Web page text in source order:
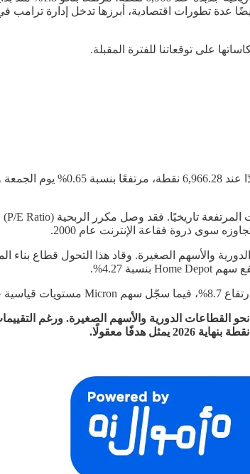
خلال عام واحد. شهد هذا الأسبوع أيضًا عدة تطورات اقتصادية،
على توقعاتنا للفترة المقبلة.
والأسهم الصغيرة. وقاد هذا التحول قطاع
الدورية والأسهم الصغيرة. ورغم